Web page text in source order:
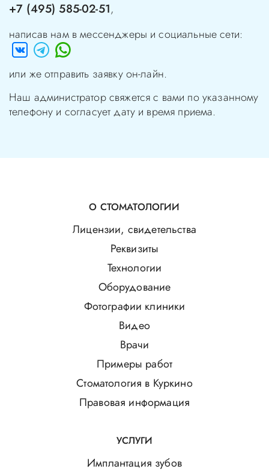
+7 (495) 585-02-51,
написав нам в мессенджеры и социальные сети:
или же отправить заявку он-лайн.
Наш администратор свяжется с вами по указанному
телефону и согласует дату и время приема.
О СТОМАТОЛОГИИ
Лицензии, свидетельства
Реквизиты
Технологии
Оборудование
Фотографии клиники
Видео
Врачи
Примеры работ
Стоматология в Куркино
Правовая информация
УСЛУГИ
Имплантация зубов